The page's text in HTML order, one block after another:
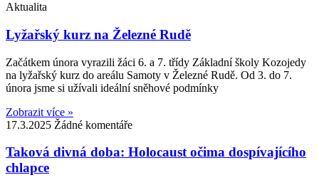
Aktualita
Lyžařský kurz na Železné Rudě
Začátkem února vyrazili žáci 6. a 7. třídy Základní školy Kozojedy
na lyžařský kurz do areálu Samoty v Železné Rudě. Od 3. do 7.
února jsme si užívali ideální sněhové podmínky
Zobrazit více »
17.3.2025 Žádné komentáře
Taková divná doba: Holocaust očima dospívajícího
chlapce